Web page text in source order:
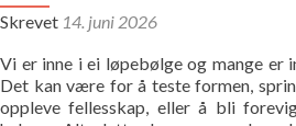
Skrevet 14. juni 2026
Vi er inne i ei løpebølge og mange er
Det kan være for å teste formen,
oppleve fellesskap, eller å bli